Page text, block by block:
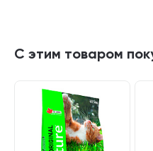
С этим товаром